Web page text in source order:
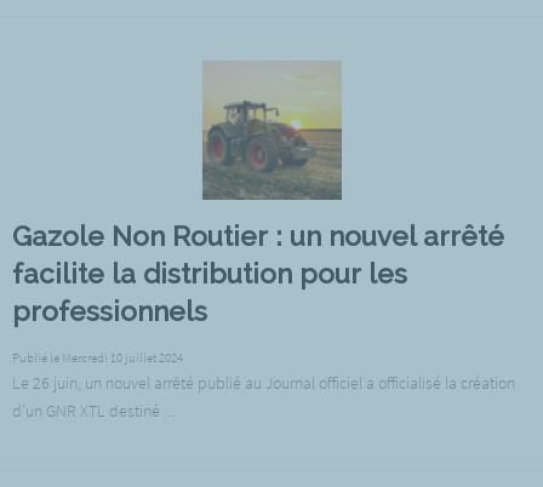
Gazole Non Routier : un nouvel arrêté
facilite la distribution pour les
professionnels
Publié le Mercredi 10 juillet 2024
Le 26 juin, un nouvel arrêté publié au Journal officiel a officialisé la création
d’un GNR XTL destiné ...